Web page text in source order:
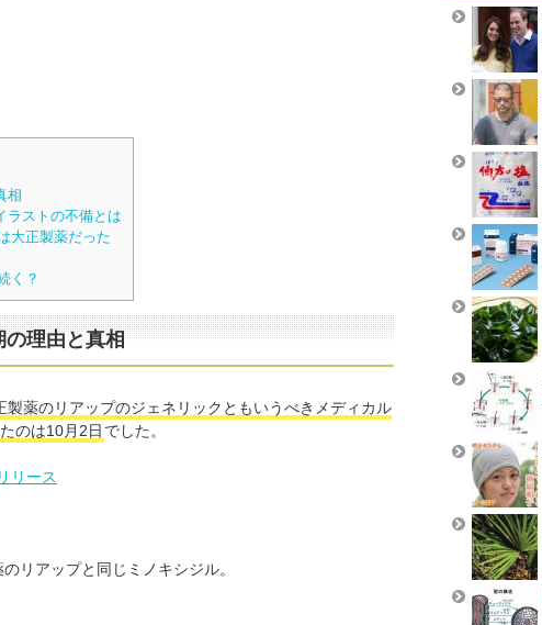
相
ラストの不備とは
大正製薬だった
く？
理由と真相
製薬のリアップのジェネリックともいうべきメディカル
のは10月2日 でした。
リース
リアップと同じミノキシジル。